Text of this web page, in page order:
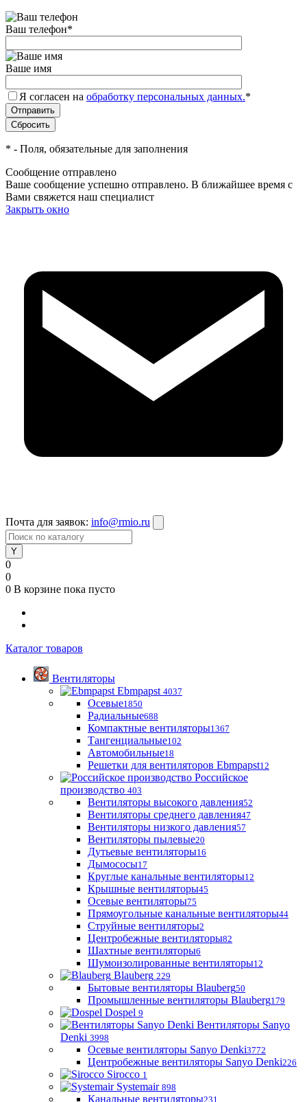
Ваш телефон*
Ваше имя
Я согласен на обработку персональных данных.*
* - Поля, обязательные для заполнения
Сообщение отправлено
Ваше сообщение успешно отправлено. В ближайшее время с
Вами свяжется наш специалист
Закрыть окно
Почта для заявок: info@rmio.ru
0
0
0 В корзине пока пусто
Каталог товаров
Вентиляторы
Ebmpapst 4037
Осевые1850
Радиальные688
Компактные вентиляторы1367
Тангенциальные102
Автомобильные18
Решетки для вентиляторов Ebmpapst12
Российское
производство 403
Вентиляторы высокого давления52
Вентиляторы среднего давления47
Вентиляторы низкого давления57
Вентиляторы пылевые20
Дутьевые вентиляторы16
Дымососы17
Круглые канальные вентиляторы12
Крышные вентиляторы45
Осевые вентиляторы75
Прямоугольные канальные вентиляторы44
Струйные вентиляторы2
Центробежные вентиляторы82
Шахтные вентиляторы6
Шумоизолированные вентиляторы12
Blauberg 229
Бытовые вентиляторы Blauberg50
Промышленные вентиляторы Blauberg179
Dospel 9
Вентиляторы Sanyo
Denki 3998
Осевые вентиляторы Sanyo Denki3772
Центробежные вентиляторы Sanyo Denki226
Sirocco 1
Systemair 898
Канальные вентиляторы231